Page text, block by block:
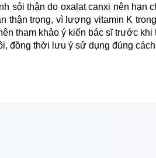
sỏi thận do oxalat canxi nên hạn
thận trọng, vì lượng vitamin K
tham khảo ý kiến bác sĩ trước khi
đồng thời lưu ý sử dụng đúng